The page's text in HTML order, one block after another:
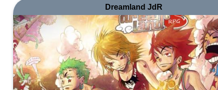
Dreamland JdR